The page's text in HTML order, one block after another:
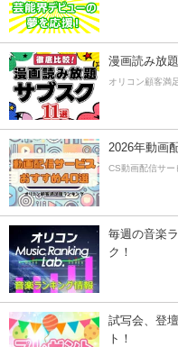
漫画読み放
オリコン顧客満
2026年動画
CS動画配信サー
毎週の音楽
ク！
試写会、登
ト！